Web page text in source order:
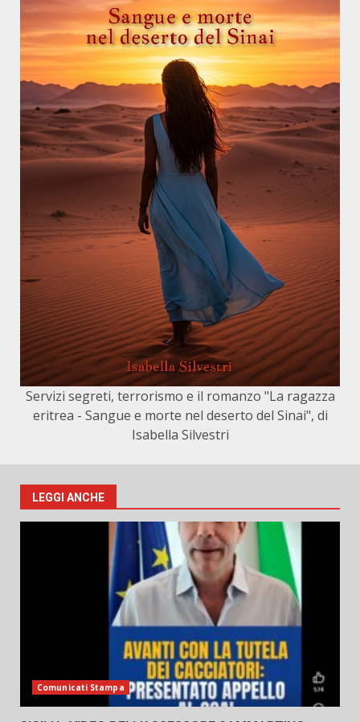
Servizi segreti, terrorismo e il romanzo "La ragazza
eritrea - Sangue e morte nel deserto del Sinai", di
Isabella Silvestri
LEGGI ANCHE
Comunicati Stampa